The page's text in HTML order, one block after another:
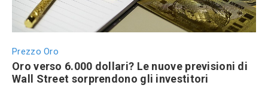
Prezzo Oro
Oro verso 6.000 dollari? Le nuove previsioni di
Wall Street sorprendono gli investitori